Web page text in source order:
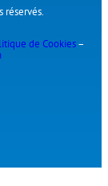
réservés.
de Cookies–